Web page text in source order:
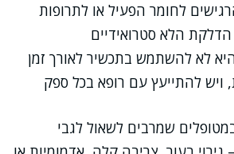
לחומר הפעיל או לתרופות
הלא סטרואידיים
לא להשתמש בתכשיר לאורך זמן
ויש להתייעץ עם רופא בכל ספק
שמרבים לשאול לגבי